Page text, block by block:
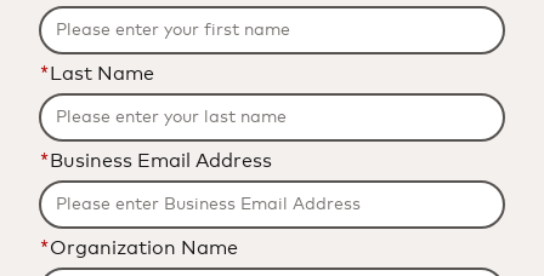
* Last Name
* Business Email Address
*Organization Name